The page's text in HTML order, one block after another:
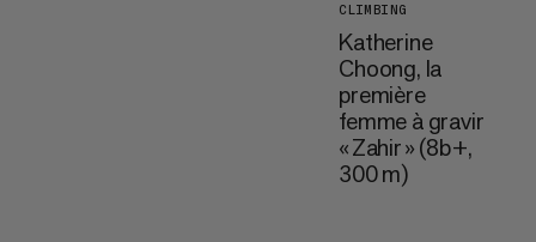
CLIMBING
Katherine
Choong, la
première
femme à gravir
« Zahir » (8b+,
300 m)